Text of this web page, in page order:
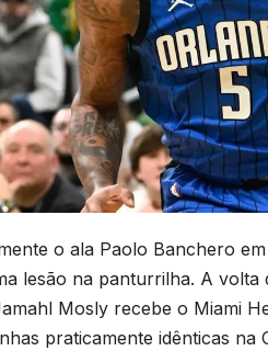
o ala Paolo Banchero
lesão na panturrilha. A
Mosly recebe o Miami
praticamente idênticas